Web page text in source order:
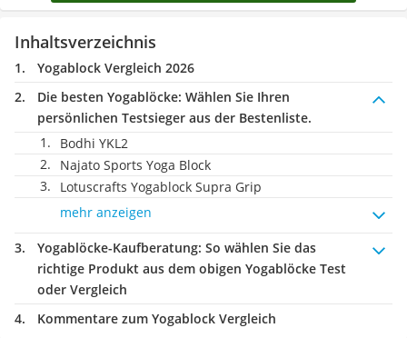
Inhaltsverzeichnis
Yogablock Vergleich 2026
Die besten Yogablöcke: Wählen Sie Ihren
persönlichen Testsieger aus der Bestenliste.
Bodhi ‎YKL2
Najato Sports Yoga Block
Lotuscrafts Yogablock Supra Grip
mehr anzeigen
Yogablöcke-Kaufberatung: So wählen Sie das
richtige Produkt aus dem obigen Yogablöcke Test
oder Vergleich
Kommentare zum Yogablock Vergleich